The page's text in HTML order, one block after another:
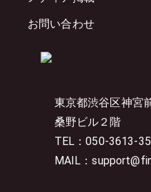
東京都渋谷区神宮
桑野ビル２階
TEL：050-3613-
MAIL：
お問い合わせ